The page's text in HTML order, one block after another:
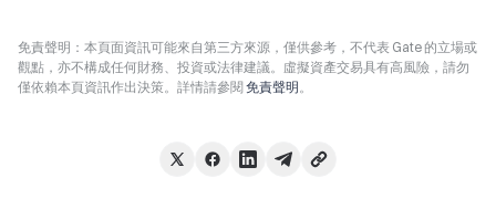
免責聲明：本頁面資訊可能來自第三方來源，僅供參考，不代表 Gate 的立場或
觀點，亦不構成任何財務、投資或法律建議。虛擬資產交易具有高風險，請勿
僅依賴本頁資訊作出決策。詳情請參閱 免責聲明。